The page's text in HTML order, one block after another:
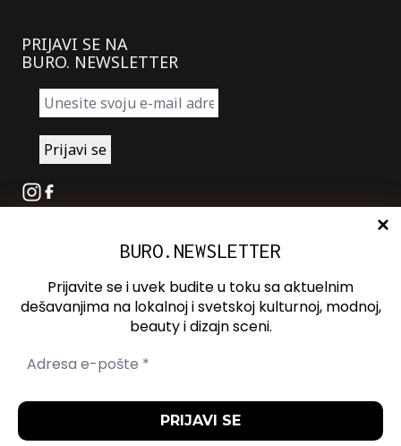
PRIJAVI SE NA
BURO. NEWSLETTER
Instagram
Facebook
Oglašavanje
Kontakt
Spotify
BURO.NEWSLETTER
Prijavite se i uvek budite u toku sa aktuelnim
dešavanjima na lokalnoj i svetskoj kulturnoj, modnoj,
beauty i dizajn sceni.